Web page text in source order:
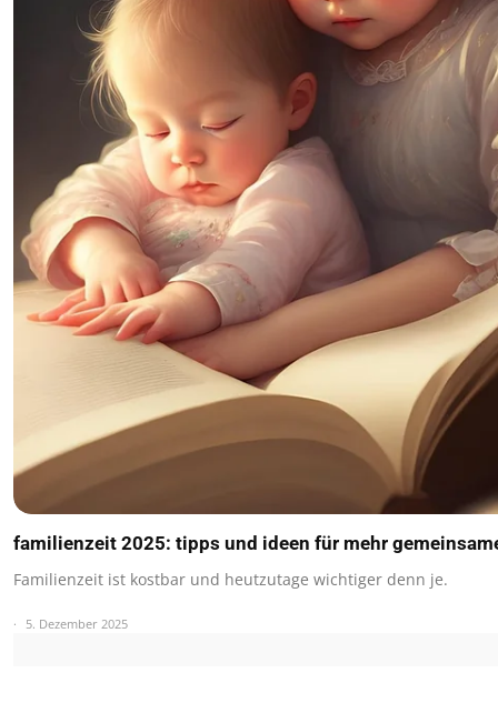
familienzeit 2025: tipps und ideen für mehr
Familienzeit ist kostbar und heutzutage wichtiger denn je.
5. Dezember 2025